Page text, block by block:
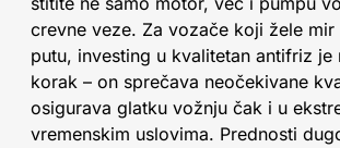
crevne veze. Za vozače koji žele mir
putu, investing u kvalitetan antifriz je
korak – on sprečava neočekivane
osigurava glatku vožnju čak i u
vremenskim uslovima. Prednosti